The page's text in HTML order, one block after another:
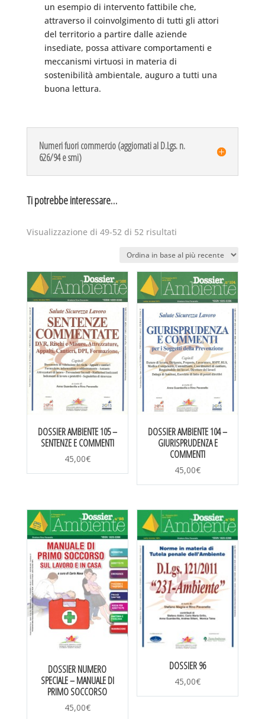
un esempio di intervento fattibile che,
attraverso il coinvolgimento di tutti gli attori
del territorio a partire dalle aziende
insediate, possa attivare comportamenti e
meccanismi virtuosi in materia di
sostenibilità ambientale, auguro a tutti una
buona lettura.
Numeri fuori commercio (aggiornati al D.Lgs. n.
626/94 e smi)
Ti potrebbe interessare…
Visualizzazione di 49-52 di 52 risultatiOrdina
base
al
più
recente
DOSSIER AMBIENTE 105 –
SENTENZE E COMMENTI
45,00€
DOSSIER AMBIENTE 104 –
GIURISPRUDENZA E
COMMENTI
45,00€
DOSSIER NUMERO
SPECIALE – MANUALE DI
PRIMO SOCCORSO
45,00€
DOSSIER 96
45,00€